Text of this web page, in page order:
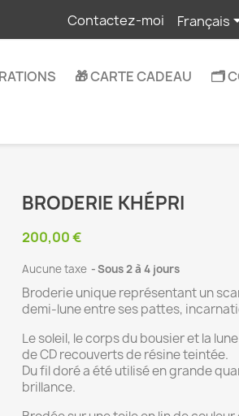
Contactez-moi Français
🎁 CARTE CADEAU 🗂️
BRODERIE KHÉPRI
200,00 €
Aucune taxe Sous 2 à 4 jours
Broderie unique représentant un
demi-lune entre ses pattes,
Le soleil, le corps du bousier et la
de CD recouverts de résine teintée.
Du fil doré a été utilisé en grande
brillance.